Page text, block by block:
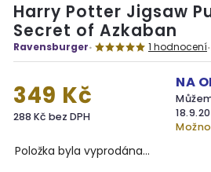
Harry Potter Jigsaw
Secret of Azkaban
Ravensburger 1 hodnocení
349 Kč
288 Kč bez DPH
NA
Položka byla vyprodána…